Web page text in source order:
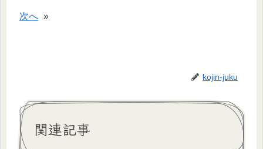
次へ »
kojin-juku
関連記事